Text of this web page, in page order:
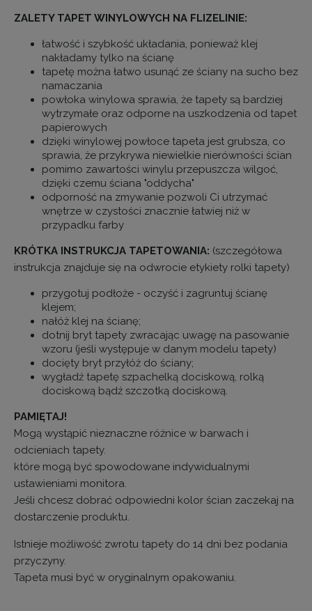
ZALETY TAPET WINYLOWYCH NA FLIZELINIE:
łatwość i szybkość układania, ponieważ klej
nakładamy tylko na ścianę
tapetę można łatwo usunąć ze ściany na sucho bez
namaczania
powłoka winylowa sprawia, że tapety są bardziej
wytrzymałe oraz odporne na uszkodzenia od tapet
papierowych
dzięki winylowej powłoce tapeta jest grubsza, co
sprawia, że przykrywa niewielkie nierówności ścian
pomimo zawartości winylu przepuszcza wilgoć,
dzięki czemu ściana "oddycha"
odporność na zmywanie pozwoli Ci utrzymać
wnętrze w czystości znacznie łatwiej niż w
przypadku farby
KRÓTKA INSTRUKCJA TAPETOWANIA: (szczegółowa
instrukcja znajduje się na odwrocie etykiety rolki tapety)
przygotuj podłoże - oczyść i zagruntuj ścianę
klejem;
nałóż klej na ścianę;
dotnij bryt tapety zwracając uwagę na pasowanie
wzoru (jeśli występuje w danym modelu tapety)
docięty bryt przyłóż do ściany;
wygładź tapetę szpachelką dociskową, rolką
dociskową bądź szczotką dociskową.
PAMIĘTAJ!
Mogą wystąpić nieznaczne różnice w barwach i
odcieniach tapety.
które mogą być spowodowane indywidualnymi
ustawieniami monitora.
Jeśli chcesz dobrać odpowiedni kolor ścian zaczekaj na
dostarczenie produktu.
Istnieje możliwość zwrotu tapety do 14 dni bez podania
przyczyny.
Tapeta musi być w oryginalnym opakowaniu.